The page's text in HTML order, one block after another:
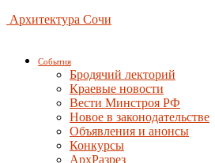
Архитектура Сочи
События
Бродячий лекторий
Краевые новости
Вести Минстроя РФ
Новое в законодательстве
Объявления и анонсы
Конкурсы
АрхРазрез